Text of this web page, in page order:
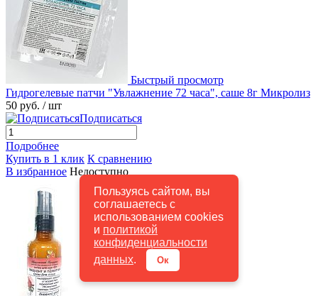
Пользуясь сайтом, вы
соглашаетесь с
использованием cookies
и политикой
конфиденциальности
данных. Ок
Быстрый просмотр
Гидрогелевые патчи "Увлажнение 72 часа", саше 8г Микролиз
50 руб. / шт
Подписаться
Подробнее
Купить в 1 клик К сравнению
В избранное Недоступно